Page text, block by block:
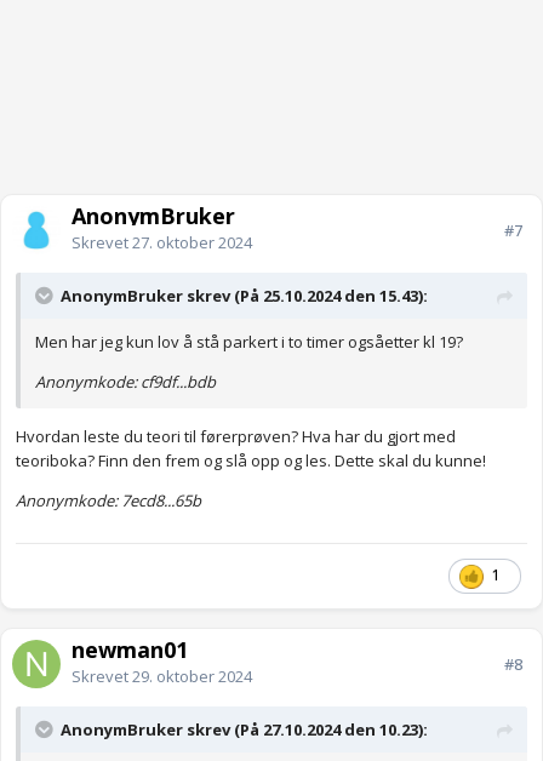
AnonymBruker
Skrevet27. oktober 2024
#7
AnonymBruker skrev (På 25.10.2024 den 15.43):
Men har jeg kun lov å stå parkert i to timer ogsåetter kl 19?
Anonymkode: cf9df...bdb
Hvordan leste du teori til førerprøven? Hva har du gjort med
teoriboka? Finn den frem og slå opp og les. Dette skal du kunne!
Anonymkode: 7ecd8...65b
1
newman01
Skrevet29. oktober 2024
#8
AnonymBruker skrev (På 27.10.2024 den 10.23):